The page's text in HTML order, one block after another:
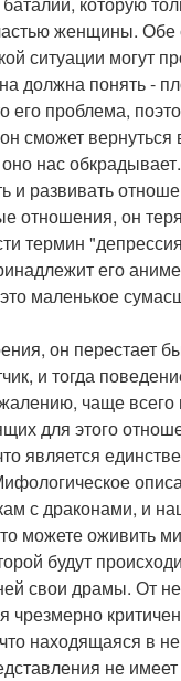
женщины. Обе
ситуации могут
должна понять -
его проблема,
сможет
нас
и развивать
отношения, он
термин
его
маленькое
он перестает
и тогда
чаще всего
для этого
является
с драконами, и
можете оживить
будут
свои драмы. От
находящаяся в
не